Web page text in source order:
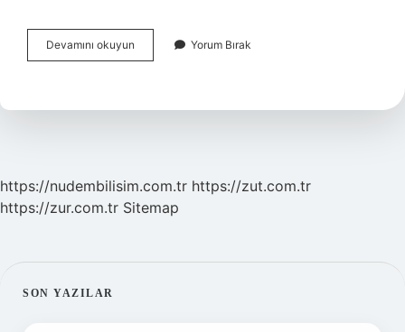
Devamını okuyun
Kaynamazsa
Yorum Bırak
https://nudembilisim.com.tr https://zut.com.tr
https://zur.com.tr Sitemap
SIDEBAR
SON YAZILAR